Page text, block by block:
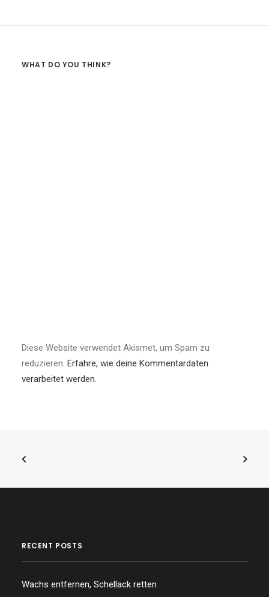
WHAT DO YOU THINK?
Diese Website verwendet Akismet, um Spam zu
reduzieren. Erfahre, wie deine Kommentardaten
verarbeitet werden.
RECENT POSTS
Wachs entfernen, Schellack retten